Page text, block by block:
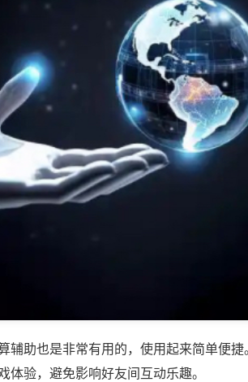
辅助也是非常有用的，使用起来简单便捷
验，避免影响好友间互动乐趣。